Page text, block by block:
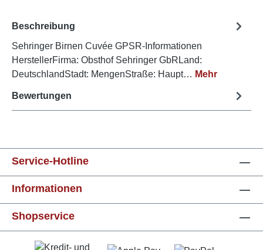
Beschreibung
Sehringer Birnen Cuvée GPSR-Informationen
HerstellerFirma: Obsthof Sehringer GbRLand:
DeutschlandStadt: MengenStraße: Haupt… Mehr
Bewertungen
Service-Hotline
Informationen
Shopservice